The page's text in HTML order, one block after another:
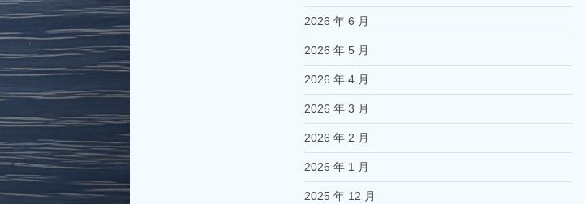
2026 年 6 月
2026 年 5 月
2026 年 4 月
2026 年 3 月
2026 年 2 月
2026 年 1 月
2025 年 12 月